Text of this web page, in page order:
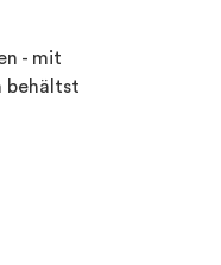
- mit
behältst